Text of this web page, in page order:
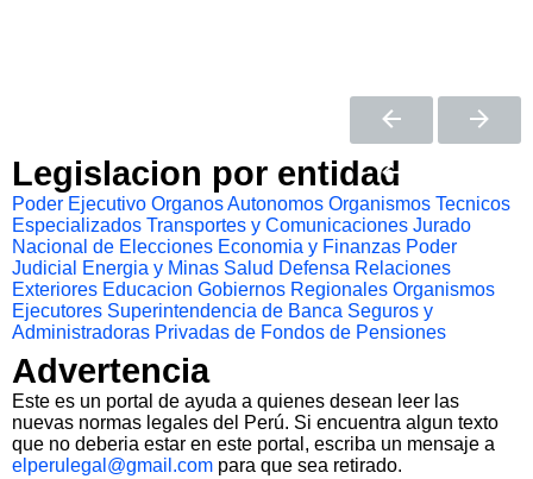
Legislacion por entidad
Poder Ejecutivo Organos Autonomos Organismos Tecnicos
Especializados Transportes y Comunicaciones Jurado
Nacional de Elecciones Economia y Finanzas Poder
Judicial
Energia y Minas Salud Defensa Relaciones
Exteriores Educacion Gobiernos Regionales Organismos
Ejecutores Superintendencia de Banca Seguros y
Administradoras Privadas de Fondos de Pensiones
Advertencia
Este es un portal de ayuda a quienes desean leer las
nuevas normas legales del Perú. Si encuentra algun texto
que no deberia estar en este portal, escriba un mensaje a
elperulegal@gmail.com para que sea retirado.